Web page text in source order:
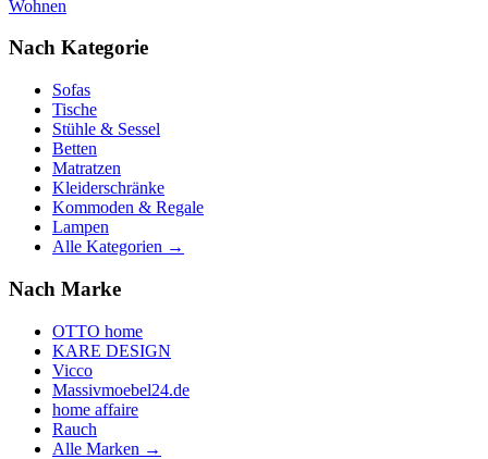
Wohnen
Nach Kategorie
Sofas
Tische
Stühle & Sessel
Betten
Matratzen
Kleiderschränke
Kommoden & Regale
Lampen
Alle Kategorien →
Nach Marke
OTTO home
KARE DESIGN
Vicco
Massivmoebel24.de
home affaire
Rauch
Alle Marken →